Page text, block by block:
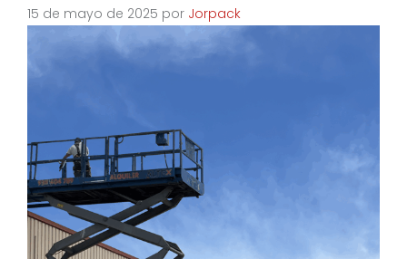
15 de mayo de 2025 por Jorpack